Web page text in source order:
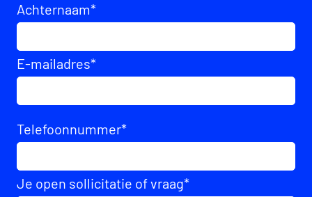
Achternaam*
E-mailadres*
Telefoonnummer*
Je open sollicitatie of vraag*